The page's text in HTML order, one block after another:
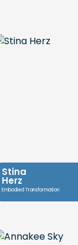
Stina
Herz
Embodied Transformation